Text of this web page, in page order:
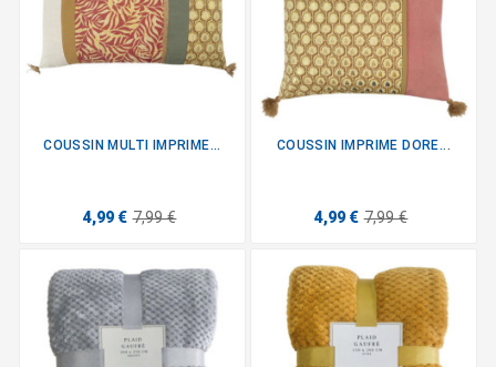
COUSSIN MULTI IMPRIME...
4,99 € 7,99 €
COUSSIN IMPRIME DORE...
4,99 € 7,99 €